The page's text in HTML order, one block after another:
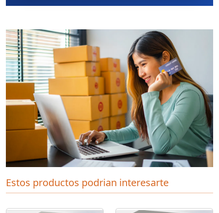
Estos productos podrian interesarte